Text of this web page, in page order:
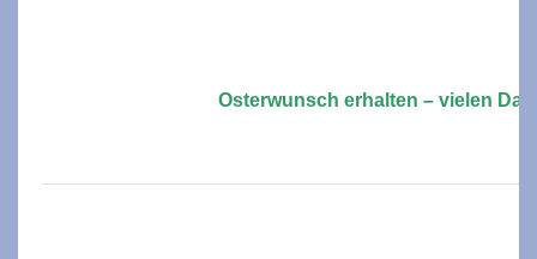
Osterwunsch erhalten – vielen